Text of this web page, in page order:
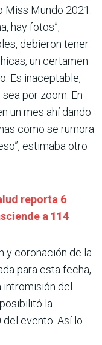
Mundo 2021.
hay fotos”,
debieron tener
un certamen
Es inaceptable,
por zoom. En
un mes ahí dando
como se rumora
estimaba otro
reporta 6
a 114
y coronación de la
para esta fecha,
intromisión del
la
evento. Así lo